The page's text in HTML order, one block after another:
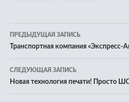
Навигация
по
записям
ПРЕДЫДУЩАЯ ЗАПИСЬ
Транспортная компания «Экспресс-
СЛЕДУЮЩАЯ ЗАПИСЬ
Новая технология печати! Просто